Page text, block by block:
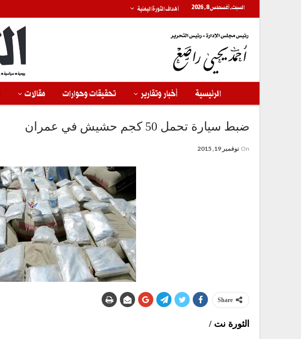
السبت, أغسطس 8, 2026 أهداف الثورة اليمنية
الرئيسية أخبار وتقارير تحقيقات وحوارات مقالات
ضبط سيارة تحمل 50 كجم حشيش في عمران
On نوفمبر 19, 2015
Share
الثورة نت /